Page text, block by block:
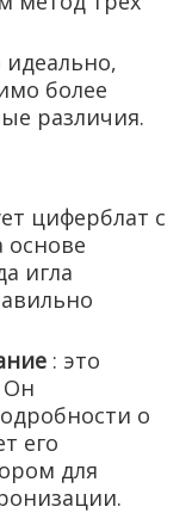
идеально,
более
различия.
циферблат с
основе
игла
: это
Он
о
его
для